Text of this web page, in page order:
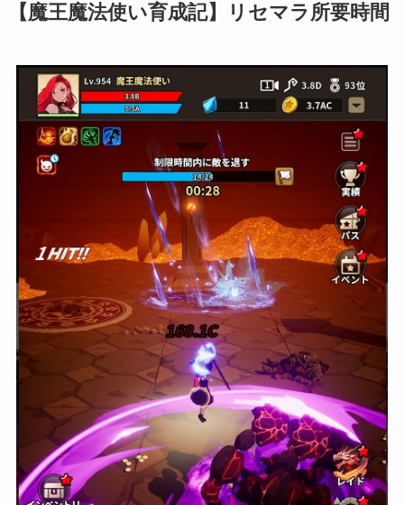
【魔王魔法使い育成記】リセマラ所要時間